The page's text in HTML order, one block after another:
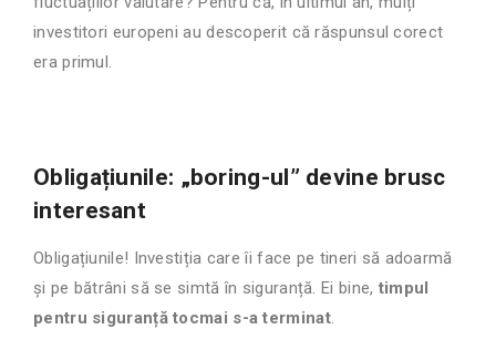
investitori europeni au descoperit că răspunsul corect
era primul.
Obligațiunile: „boring-ul” devine brusc
interesant
Obligațiunile! Investiția care îi face pe tineri să adoarmă
și pe bătrâni să se simtă în siguranță. Ei bine, timpul
pentru siguranță tocmai s-a terminat.